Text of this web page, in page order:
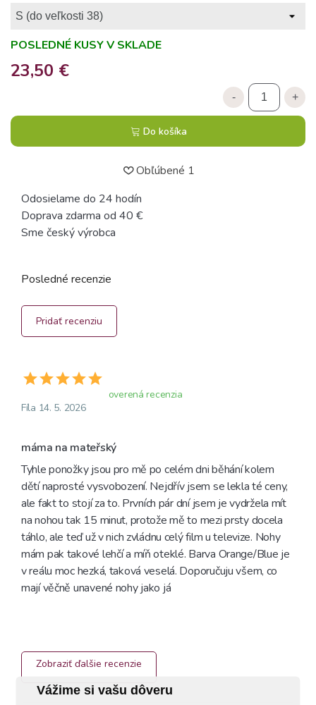
Vážime si vašu dôveru
POSLEDNÉ KUSY V SKLADE
23,50 €
- +
Do košíka
Obľúbené 1
Odosielame do 24 hodín
Doprava zdarma od 40 €
Sme český výrobca
Posledné recenzie
Pridať recenziu
overená recenzia
Fíla 14. 5. 2026
máma na mateřský
Tyhle ponožky jsou pro mě po celém dni běhání kolem
dětí naprosté vysvobození. Nejdřív jsem se lekla té ceny,
ale fakt to stojí za to. Prvních pár dní jsem je vydržela mít
na nohou tak 15 minut, protože mě to mezi prsty docela
táhlo, ale teď už v nich zvládnu celý film u televize. Nohy
mám pak takové lehčí a míň oteklé. Barva Orange/Blue je
v reálu moc hezká, taková veselá. Doporučuju všem, co
mají věčně unavené nohy jako já
Zobraziť ďalšie recenzie